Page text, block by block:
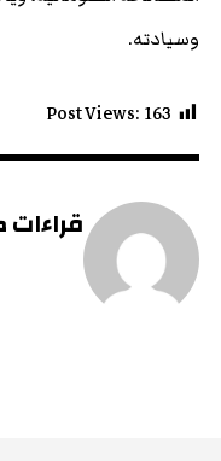
وسيادته.
Post Views: 163
قراءات